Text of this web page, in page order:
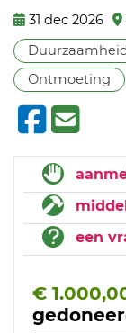
31 dec 2026
Ontmoeting
een
€